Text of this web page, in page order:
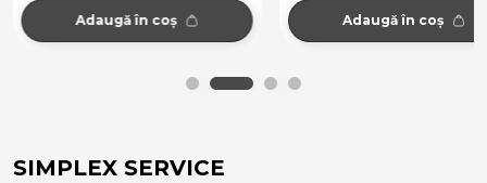
Adaugă în coș Adaugă în coș
SIMPLEX SERVICE